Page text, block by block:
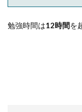
勉強時間は12時間を